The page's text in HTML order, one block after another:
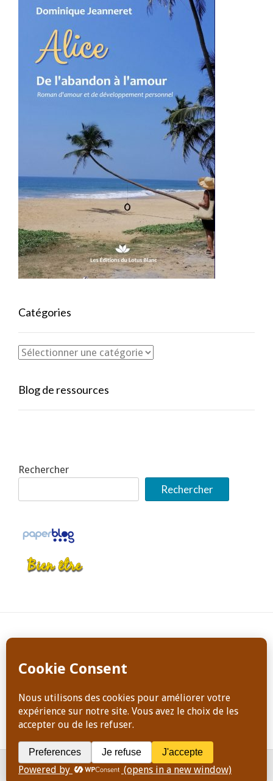
Catégories
Blog de ressources
Rechercher
Rechercher
Copyright Dominique Jeanneret, tous droits de reproduction
réservés en tout temps
ACCUEIL ATELIERS ET STAGES PODCASTS & RADIO BLOG